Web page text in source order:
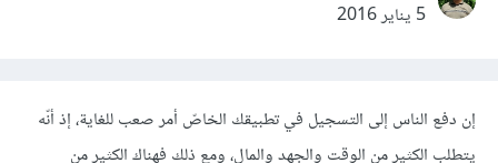
5 يناير 2016
إن دفع الناس إلى التسجيل في تطبيقك الخاصّ أمر صعب للغاية، إذ أنّه
يتطلب الكثير من الوقت والجهد والمال، ومع ذلك فهناك الكثير من